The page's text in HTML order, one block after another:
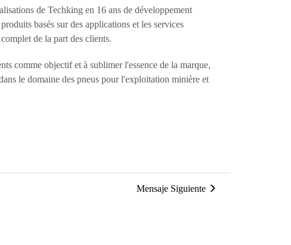
de Techking en 16 ans de développement
basés sur des applications et les services
de la part des clients.
comme objectif et à sublimer l'essence de la marque,
le domaine des pneus pour l'exploitation minière et
Mensaje Siguiente